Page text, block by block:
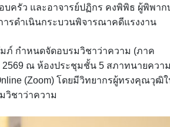
บครัว และอาจารย์ปฏิกร คงพิพิธ ผู้พิพาก
รดำเนินกระบวนพิจารณาคดีแรงงาน
ภ์ กำหนดจัดอบรมวิชาว่าความ (ภาค
ณ ห้องประชุมชั้น 5 สภาทนายควา
(Zoom) โดยมีวิทยากรผู้ทรงคุณวุฒิ
วิชาว่าความ